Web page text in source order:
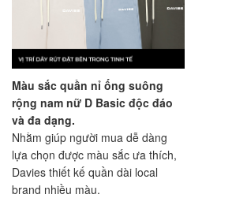
Màu sắc quần nỉ ống suông
rộng nam nữ D Basic độc đáo
và đa dạng.
Nhằm giúp người mua dễ dàng
lựa chọn được màu sắc ưa thích,
Davies thiết kế quần dài local
brand nhiều màu.